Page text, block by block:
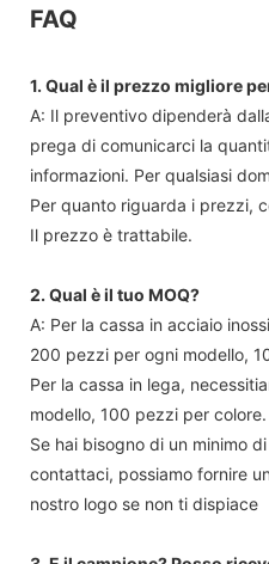
FAQ
1. Qual è il prezzo migliore
A: Il preventivo dipenderà
prega di comunicarci la
informazioni. Per qualsiasi
Per quanto riguarda i prezzi,
Il prezzo è trattabile.
2. Qual è il tuo MOQ?
A: Per la cassa in acciaio
200 pezzi per ogni modello,
Per la cassa in lega,
modello, 100 pezzi per colore.
Se hai bisogno di un minimo
contattaci, possiamo fornire
nostro logo se non ti dispiace